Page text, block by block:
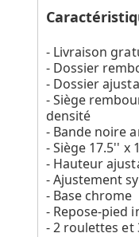
- Livraison
- Dossier
- Dossier
- Siège
densité
- Bande noire
- Siège 17.5'' x
- Hauteur
- Ajustement
- Base chrome
- Repose-pied
- 2 roulettes et